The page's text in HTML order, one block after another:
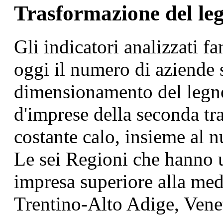
Trasformazione del
Gli indicatori analizzati
oggi il numero di aziende
dimensionamento del
d'imprese della seconda
costante calo, insieme al
Le sei Regioni che hanno
impresa superiore alla
Trentino-Alto Adige,